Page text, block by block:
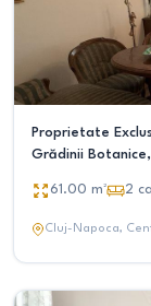
Proprietate
Grădinii
61.00 m² 2
Cluj-Napoca,